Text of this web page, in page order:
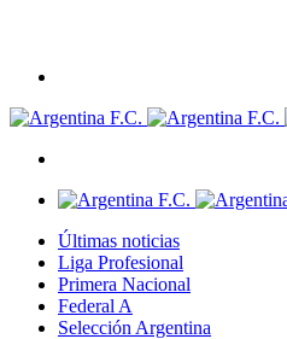
Últimas noticias
Liga Profesional
Primera Nacional
Federal A
Selección Argentina